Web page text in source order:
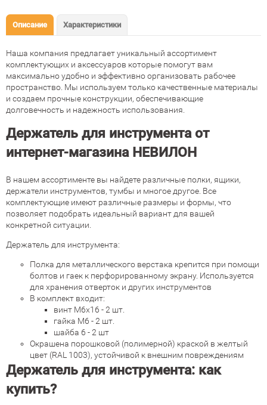
Описание Характеристики
Наша компания предлагает уникальный ассортимент
комплектующих и аксессуаров которые помогут вам
максимально удобно и эффективно организовать рабочее
пространство. Мы используем только качественные материалы
и создаем прочные конструкции, обеспечивающие
долговечность и надежность использования.
Держатель для инструмента от
интернет-магазина НЕВИЛОН
В нашем ассортименте вы найдете различные полки, ящики,
держатели инструментов, тумбы и многое другое. Все
комплектующие имеют различные размеры и формы, что
позволяет подобрать идеальный вариант для вашей
конкретной ситуации.
Держатель для инструмента:
Полка для металлического верстака крепится при помощи
болтов и гаек к перфорированному экрану. Используется
для хранения отверток и других инструментов
В комплект входит:
винт М6х16 - 2 шт.
гайка М6 - 2 шт.
шайба 6 - 2 шт
Окрашена порошковой (полимерной) краской в желтый
цвет (RAL 1003), устойчивой к внешним повреждениям
Держатель для инструмента: как
купить?